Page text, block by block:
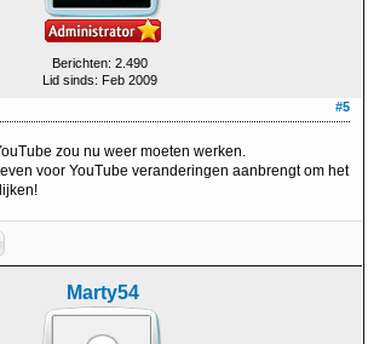
Berichten: 2.490
Lid sinds: Feb 2009
#5
zou nu weer moeten werken.
voor YouTube veranderingen aanbrengt om het
Marty54